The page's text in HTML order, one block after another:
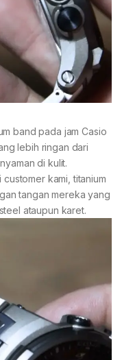
band pada jam Casio
lebih ringan dari
di kulit.
kami, titanium
tangan mereka yang
ataupun karet.